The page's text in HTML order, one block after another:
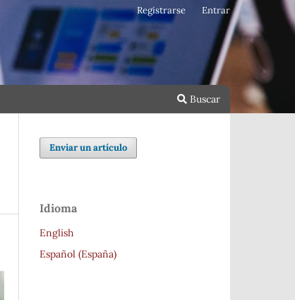
Buscar
Registrarse Entrar
Enviar un artículo
Idioma
English
Español (España)